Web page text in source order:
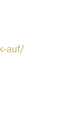
auf/